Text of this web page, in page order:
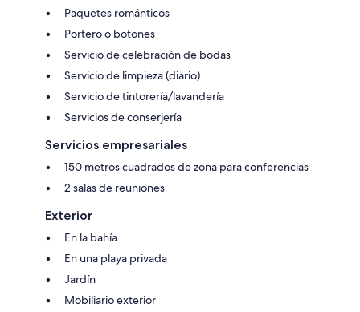
Paquetes románticos
Portero o botones
Servicio de celebración de bodas
Servicio de limpieza (diario)
Servicio de tintorería/lavandería
Servicios de conserjería
Servicios empresariales
150 metros cuadrados de zona para conferencias
2 salas de reuniones
Exterior
En la bahía
En una playa privada
Jardín
Mobiliario exterior